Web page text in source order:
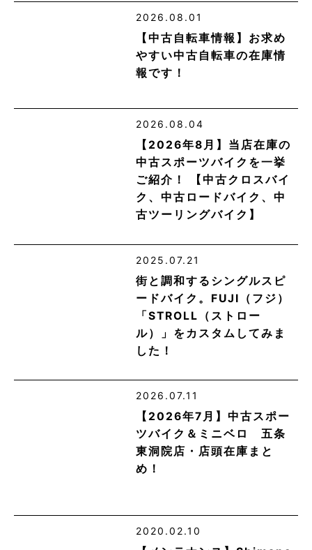
2026.08.01
【中古自転車情報】お求め
やすい中古自転車の在庫情
報です！
2026.08.04
【2026年8月】当店在庫の
中古スポーツバイクを一挙
ご紹介！ 【中古クロスバイ
ク、中古ロードバイク、中
古ツーリングバイク】
2025.07.21
街と調和するシングルスピ
ードバイク。FUJI（フジ）
「STROLL（ストロー
ル）」をカスタムしてみま
した！
2026.07.11
【2026年7月】中古スポー
ツバイク＆ミニベロ 五条
東洞院店・店頭在庫まと
め！
2020.02.10